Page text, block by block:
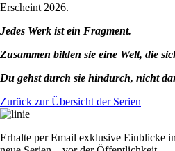
Erscheint 2026.
Jedes Werk ist ein Fragment.
Zusammen bilden sie eine Welt, die
Du gehst durch sie hindurch, nicht
Zurück zur Übersicht der Serien
Erhalte per Email exklusive Einblicke in